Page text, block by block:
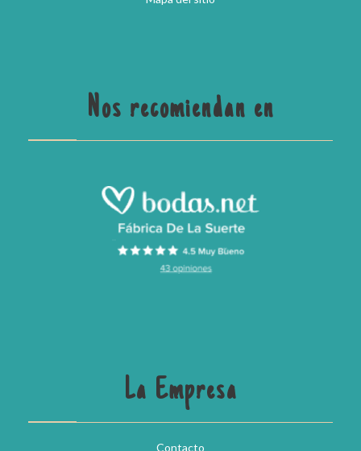
Nos recomiendan en
La Empresa
Contacto